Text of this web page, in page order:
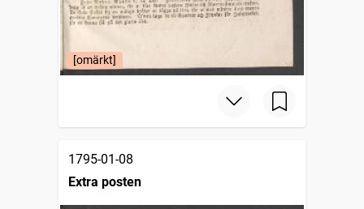
[omärkt]
1795-01-08
Extra posten